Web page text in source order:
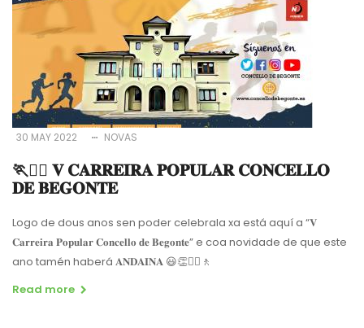
30 MAY 2022 NOVAS
🏃🏃‍♀️ 𝐕 𝐂𝐀𝐑𝐑𝐄𝐈𝐑𝐀 𝐏𝐎𝐏𝐔𝐋𝐀𝐑 𝐂𝐎𝐍𝐂𝐄𝐋𝐋𝐎
𝐃𝐄 𝐁𝐄𝐆𝐎𝐍𝐓𝐄
Logo de dous anos sen poder celebrala xa está aquí a “𝐕
𝐂𝐚𝐫𝐫𝐞𝐢𝐫𝐚 𝐏𝐨𝐩𝐮𝐥𝐚𝐫 𝐂𝐨𝐧𝐜𝐞𝐥𝐥𝐨 𝐝𝐞 𝐁𝐞𝐠𝐨𝐧𝐭𝐞” e coa novidade de que este
ano tamén haberá 𝐀𝐍𝐃𝐀𝐈𝐍𝐀 😃👏🚶‍♂️🚶
Read more